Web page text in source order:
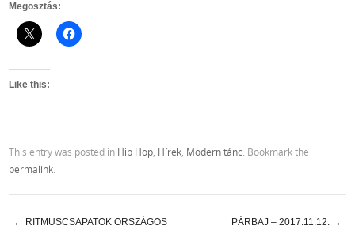
Megosztás:
Like this:
This entry was posted in Hip Hop, Hírek, Modern tánc. Bookmark the
permalink.
← RITMUSCSAPATOK ORSZÁGOS
PÁRBAJ – 2017.11.12. →